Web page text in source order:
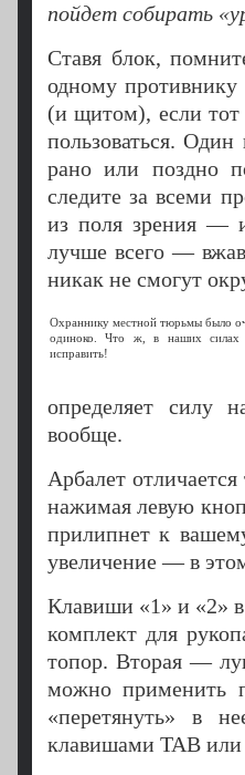
пойдет собирать
Ставя блок,
одному противнику
(и щитом), если тот
пользоваться.
рано или поздно
следите за всеми
из поля зрения —
лучше всего —
никак не смогут
Охраннику местной тюрьмы было
одиноко. Что ж, в наших силах
исправить!
определяет силу
вообще.
Арбалет
нажимая левую
прилипнет к
увеличение — в
Клавиши «1» и «2»
комплект для
топор. Вторая —
можно применить
«перетянуть» в
клавишами TAB